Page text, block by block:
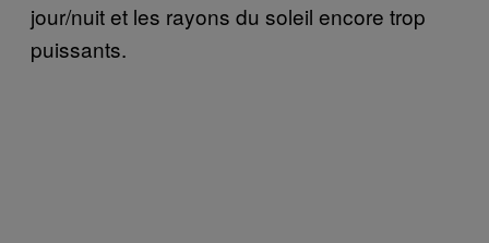
jour/nuit et les rayons du soleil encore trop
puissants.